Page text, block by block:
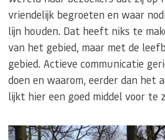
vriendelijk begroeten en waar
lijn houden. Dat heeft niks te
van het gebied, maar met de
gebied. Actieve communicatie
doen en waarom, eerder dan het
lijkt hier een goed middel voor te